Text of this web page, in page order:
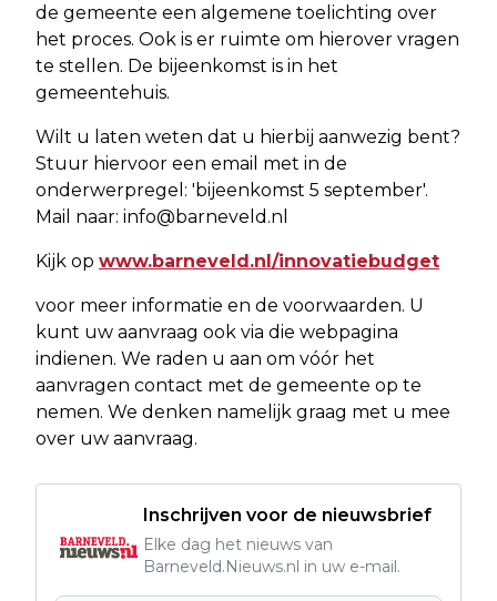
de gemeente een algemene toelichting over
het proces. Ook is er ruimte om hierover vragen
te stellen. De bijeenkomst is in het
gemeentehuis.
Wilt u laten weten dat u hierbij aanwezig bent?
Stuur hiervoor een email met in de
onderwerpregel: 'bijeenkomst 5 september'.
Mail naar: info@barneveld.nl
Kijk op www.barneveld.nl/innovatiebudget
voor meer informatie en de voorwaarden. U
kunt uw aanvraag ook via die webpagina
indienen. We raden u aan om vóór het
aanvragen contact met de gemeente op te
nemen. We denken namelijk graag met u mee
over uw aanvraag.
Inschrijven voor de nieuwsbrief
Elke dag het nieuws van
Barneveld.Nieuws.nl in uw e-mail.